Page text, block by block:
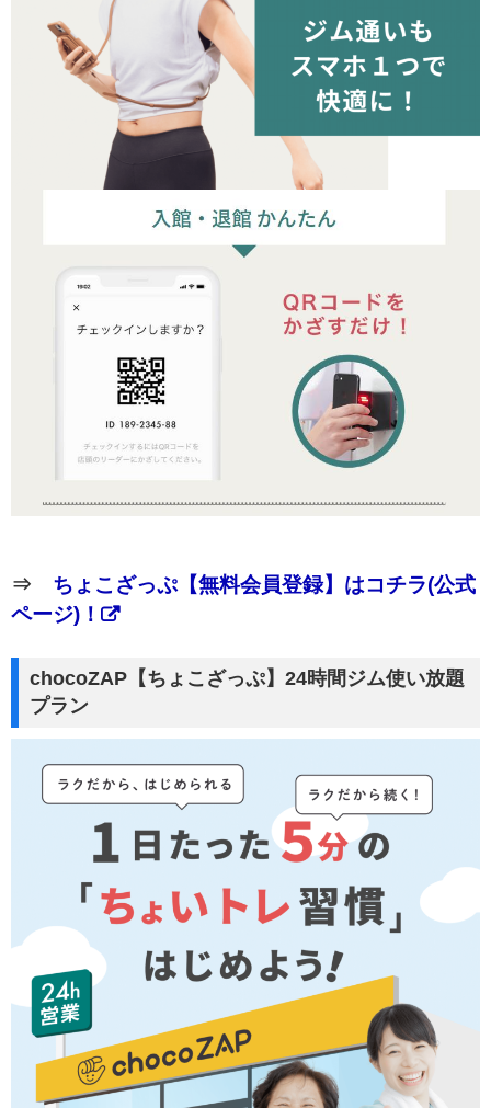
⇒ ちょこざっぷ【無料会員登録】はコチラ(公式
ページ)！
chocoZAP【ちょこざっぷ】24時間ジム使い放題
プラン